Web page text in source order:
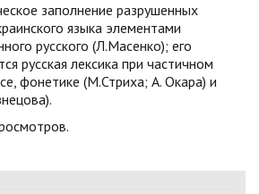
заполнение разрушенных
языка элементами
русского (Л.Масенко); его
русская лексика при частичном
фонетике (М.Стриха; А. Окара) и